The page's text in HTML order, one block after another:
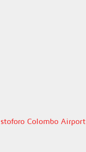
Colombo Airport